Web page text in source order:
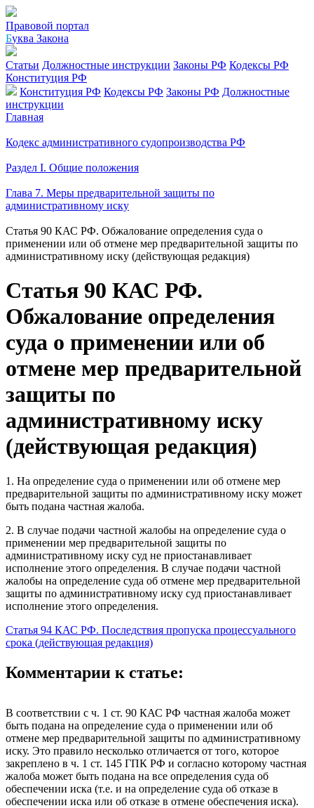
Правовой портал
Буква Закона
Статьи Должностные инструкции Законы РФ Кодексы РФ
Конституция РФ
Конституция РФ Кодексы РФ Законы РФ Должностные
инструкции
Главная
Кодекс административного судопроизводства РФ
Раздел I. Общие положения
Глава 7. Меры предварительной защиты по
административному иску
Статья 90 КАС РФ. Обжалование определения суда о
применении или об отмене мер предварительной защиты по
административному иску (действующая редакция)
Статья 90 КАС РФ.
Обжалование определения
суда о применении или об
отмене мер предварительной
защиты по
административному иску
(действующая редакция)
1. На определение суда о применении или об отмене мер
предварительной защиты по административному иску может
быть подана частная жалоба.
2. В случае подачи частной жалобы на определение суда о
применении мер предварительной защиты по
административному иску суд не приостанавливает
исполнение этого определения. В случае подачи частной
жалобы на определение суда об отмене мер предварительной
защиты по административному иску суд приостанавливает
исполнение этого определения.
Статья 94 КАС РФ. Последствия пропуска процессуального
срока (действующая редакция)
Комментарии к статье:
В соответствии с ч. 1 ст. 90 КАС РФ частная жалоба может
быть подана на определение суда о применении или об
отмене мер предварительной защиты по административному
иску. Это правило несколько отличается от того, которое
закреплено в ч. 1 ст. 145 ГПК РФ и согласно которому частная
жалоба может быть подана на все определения суда об
обеспечении иска (т.е. и на определение суда об отказе в
обеспечении иска или об отказе в отмене обеспечения иска).